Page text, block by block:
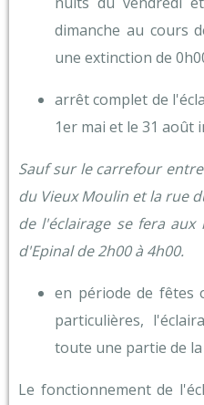
dimanche au cours
une extinction de
arrêt complet de
1er mai et le 31 août
Sauf sur le carrefour
du Vieux Moulin et la rue
de l'éclairage se fera
d'Epinal de 2h00 à 4h00.
en période de fêtes
particulières,
toute une partie de
Le fonctionnement de